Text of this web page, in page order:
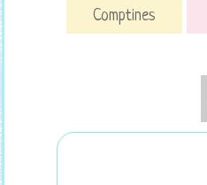
Comptines